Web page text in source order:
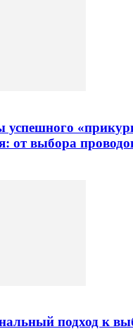
успешного
от выбора
подход к